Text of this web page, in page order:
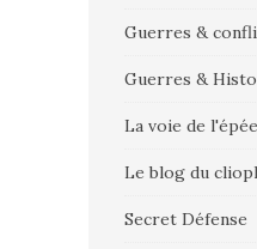
Guerres &
Guerres &
La voie de l'épée
Le blog du
Secret Défense